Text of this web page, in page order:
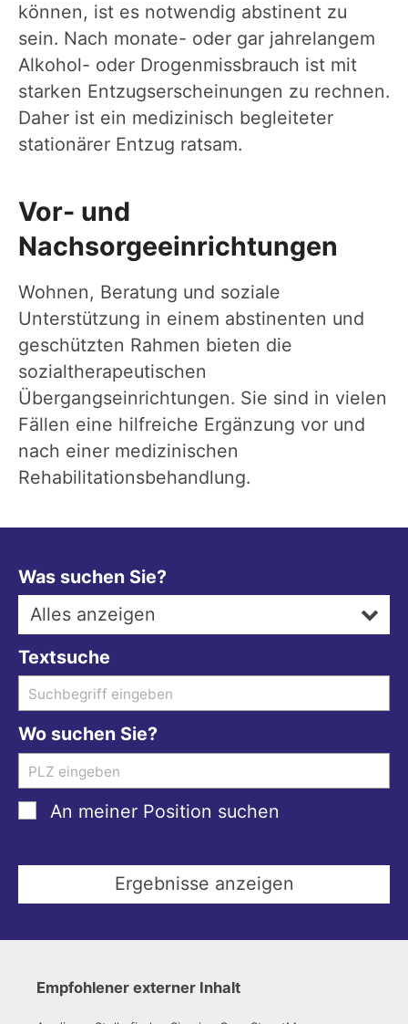
können, ist es notwendig abstinent zu
sein. Nach monate- oder gar jahrelangem
Alkohol- oder Drogenmissbrauch ist mit
starken Entzugserscheinungen zu rechnen.
Daher ist ein medizinisch begleiteter
stationärer Entzug ratsam.
Vor- und
Nachsorgeeinrichtungen
Wohnen, Beratung und soziale
Unterstützung in einem abstinenten und
geschützten Rahmen bieten die
sozialtherapeutischen
Übergangseinrichtungen. Sie sind in vielen
Fällen eine hilfreiche Ergänzung vor und
nach einer medizinischen
Rehabilitationsbehandlung.
Was suchen Sie?
Alles anzeigen
Textsuche
Wo suchen Sie?
An meiner Position suchen
Empfohlener externer Inhalt